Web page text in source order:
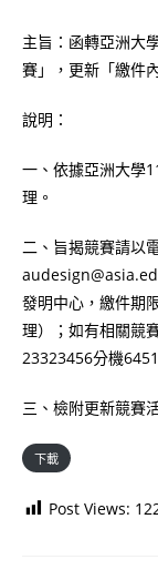
主旨：函轉亞洲大
賽」，更新「繳件
說明：
一、依據亞洲大學
理。
二、旨揭競賽請以
發明中心，繳件期
理）；如有相關競
23323456分機
三、檢附更新競賽
下載
Post Views: